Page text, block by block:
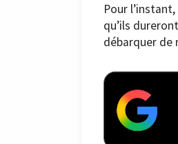
Pour
qu’ils
débarquer de